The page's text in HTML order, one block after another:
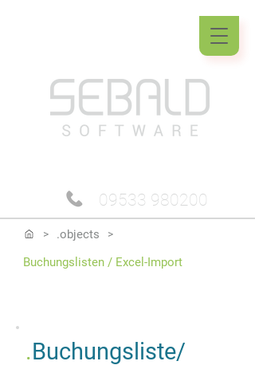
> .objects >
Buchungslisten / Excel-Import
09533 980200
.Buchungsliste/